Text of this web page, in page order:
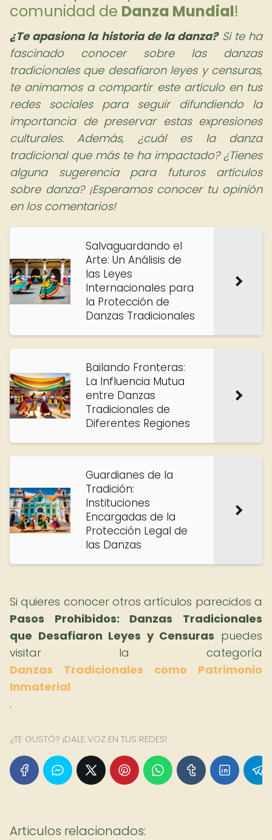
comunidad de Danza Mundial!
¿Te apasiona la historia de la danza?Si te ha
fascinado conocer sobre las danzas
tradicionales que desafiaron leyes y censuras,
te animamos a compartir este artículo en tus
redes sociales para seguir difundiendo la
importancia de preservar estas expresiones
culturales. Además, ¿cuál es la danza
tradicional que más te ha impactado? ¿Tienes
alguna sugerencia para futuros artículos
sobre danza? ¡Esperamos conocer tu opinión
en los comentarios!
Salvaguardando el
Arte: Un Análisis de
las Leyes
Internacionales para
la Protección de
Danzas Tradicionales
Bailando Fronteras:
La Influencia Mutua
entre Danzas
Tradicionales de
Diferentes Regiones
Guardianes de la
Tradición:
Instituciones
Encargadas de la
Protección Legal de
las Danzas
Si quieres conocer otros artículos parecidos a
Pasos Prohibidos: Danzas Tradicionales
que Desafiaron Leyes y Censuras puedes
visitar la categoría
Danzas Tradicionales como Patrimonio
Inmaterial
.
¿TE GUSTÓ? ¡DALE VOZ EN TUS REDES!
Articulos relacionados: